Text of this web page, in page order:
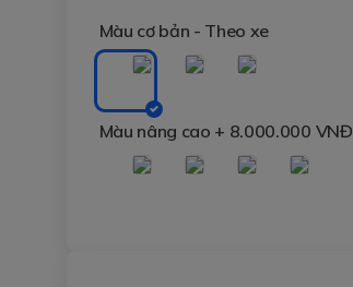
Màu cơ bản - Theo xe
Màu nâng cao + 8.000.000 VNĐ